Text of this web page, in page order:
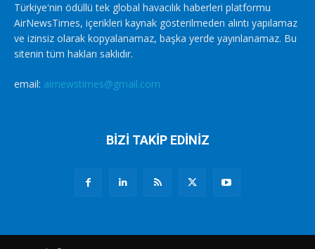
Türkiye'nin ödüllü tek global havacılık haberleri platformu
AirNewsTimes, içerikleri kaynak gösterilmeden alıntı yapılamaz
ve izinsiz olarak kopyalanamaz, başka yerde yayınlanamaz. Bu
sitenin tüm hakları saklıdır.
email: airnewstimes@gmail.com
BİZİ TAKİP EDİNİZ